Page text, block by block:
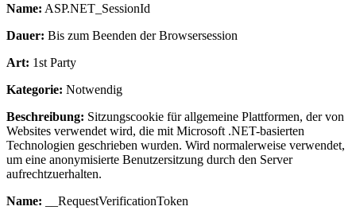
Name: ASP.NET_SessionId
Dauer: Bis zum Beenden der Browsersession
Art: 1st Party
Kategorie: Notwendig
Beschreibung: Sitzungscookie für allgemeine Plattformen, der von
Websites verwendet wird, die mit Microsoft .NET-basierten
Technologien geschrieben wurden. Wird normalerweise verwendet,
um eine anonymisierte Benutzersitzung durch den Server
aufrechtzuerhalten.
Name: __RequestVerificationToken